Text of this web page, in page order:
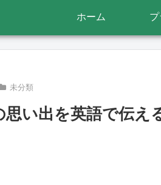
ホーム
未分類
思い出を英語で伝え